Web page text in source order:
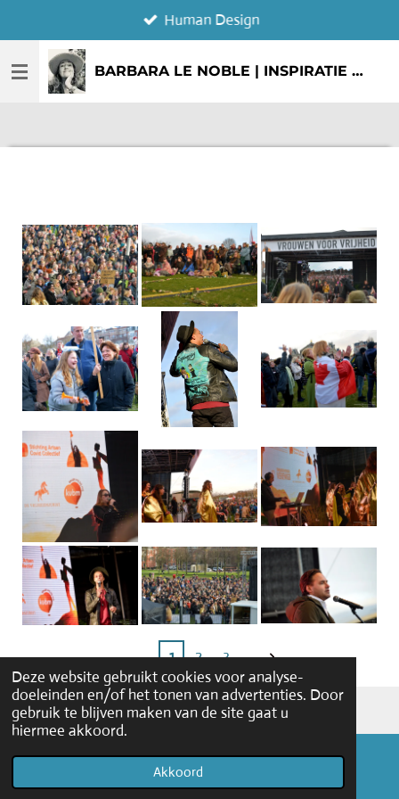
Deze website gebruikt cookies voor analyse-
doeleinden en/of het tonen van advertenties. Door
gebruik te blijven maken van de site gaat u
hiermee akkoord.
Akkoord
direct
naar
BARBARA LE NOBLE | INSPIRATIE & CREATIE
Human Design
1 2 3
© 2026 barlenoble.nl
Facebook